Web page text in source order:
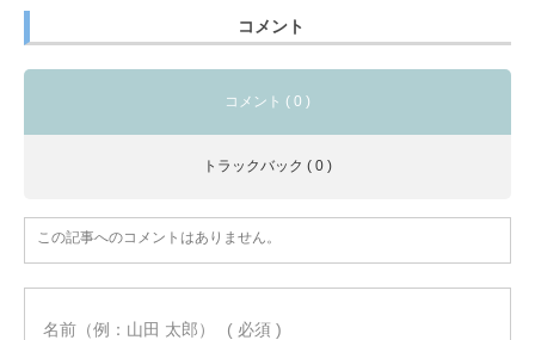
コメント
コメント ( 0 )
トラックバック ( 0 )
この記事へのコメントはありません。
名前（例：山田 太郎） ( 必須 )